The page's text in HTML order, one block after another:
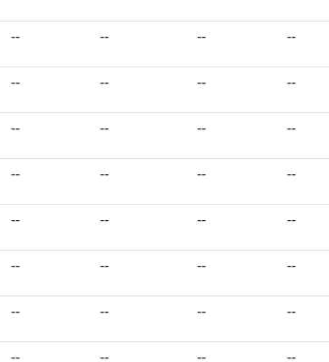
-- -- -- --
-- -- -- --
-- -- -- --
-- -- -- --
-- -- -- --
-- -- -- --
-- -- -- --
-- -- -- --